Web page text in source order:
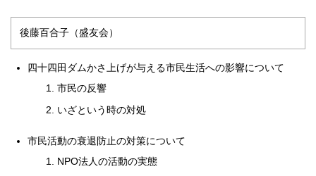
後藤百合子（盛友会）
四十四田ダムかさ上げが与える市民生活への影響について
市民の反響
いざという時の対処
市民活動の衰退防止の対策について
NPO法人の活動の実態